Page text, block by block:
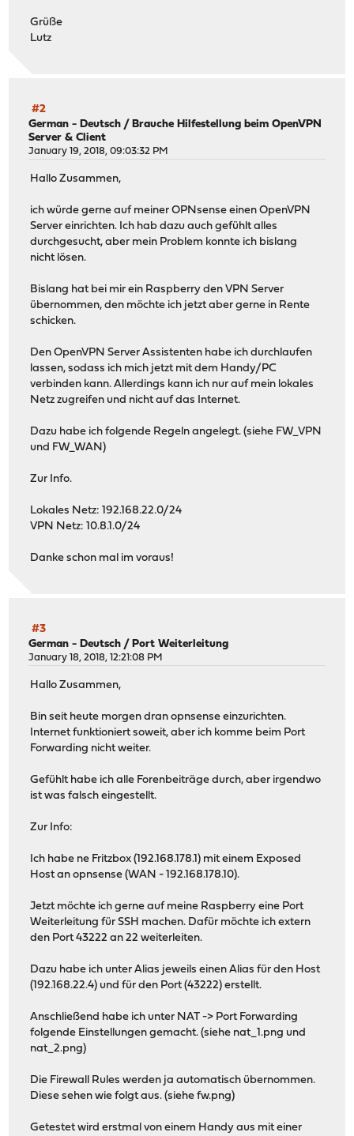
Grüße
Lutz
#2
German - Deutsch /Brauche Hilfestellung beim OpenVPN
Server & Client
January 19, 2018, 09:03:32 PM
Hallo Zusammen,
ich würde gerne auf meiner OPNsense einen OpenVPN
Server einrichten. Ich hab dazu auch gefühlt alles
durchgesucht, aber mein Problem konnte ich bislang
nicht lösen.
Bislang hat bei mir ein Raspberry den VPN Server
übernommen, den möchte ich jetzt aber gerne in Rente
schicken.
Den OpenVPN Server Assistenten habe ich durchlaufen
lassen, sodass ich mich jetzt mit dem Handy/PC
verbinden kann. Allerdings kann ich nur auf mein lokales
Netz zugreifen und nicht auf das Internet.
Dazu habe ich folgende Regeln angelegt. (siehe FW_VPN
und FW_WAN)
Zur Info.
Lokales Netz: 192.168.22.0/24
VPN Netz: 10.8.1.0/24
Danke schon mal im voraus!
#3
German - Deutsch /Port Weiterleitung
January 18, 2018, 12:21:08 PM
Hallo Zusammen,
Bin seit heute morgen dran opnsense einzurichten.
Internet funktioniert soweit, aber ich komme beim Port
Forwarding nicht weiter.
Gefühlt habe ich alle Forenbeiträge durch, aber irgendwo
ist was falsch eingestellt.
Zur Info:
Ich habe ne Fritzbox (192.168.178.1) mit einem Exposed
Host an opnsense (WAN - 192.168.178.10).
Jetzt möchte ich gerne auf meine Raspberry eine Port
Weiterleitung für SSH machen. Dafür möchte ich extern
den Port 43222 an 22 weiterleiten.
Dazu habe ich unter Alias jeweils einen Alias für den Host
(192.168.22.4) und für den Port (43222) erstellt.
Anschließend habe ich unter NAT -> Port Forwarding
folgende Einstellungen gemacht. (siehe nat_1.png und
nat_2.png)
Die Firewall Rules werden ja automatisch übernommen.
Diese sehen wie folgt aus. (siehe fw.png)
Getestet wird erstmal von einem Handy aus mit einer